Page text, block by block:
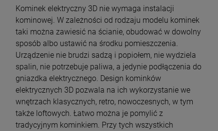
Kominek elektryczny 3D nie wymaga instalacji
kominowej. W zależności od rodzaju modelu kominek
taki można zawiesić na ścianie, obudować w dowolny
sposób albo ustawić na środku pomieszczenia.
Urządzenie nie brudzi sadzą i popiołem, nie wydziela
spalin, nie potrzebuje paliwa, a jedynie podłączenia do
gniazdka elektrycznego. Design kominków
elektrycznych 3D pozwala na ich wykorzystanie we
wnętrzach klasycznych, retro, nowoczesnych, w tym
także loftowych. Łatwo można je pomylić z
tradycyjnym kominkiem. Przy tych wszystkich